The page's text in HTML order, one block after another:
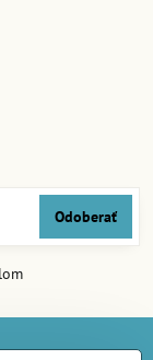
Odoberať